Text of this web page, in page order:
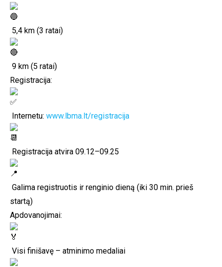
5,4 km (3 ratai)
9 km (5 ratai)
Registracija:
Internetu: www.lbma.lt/registracija
Registracija atvira 09.12–09.25
Galima registruotis ir renginio dieną (iki 30 min. prieš
startą)
Apdovanojimai:
Visi finišavę – atminimo medaliai